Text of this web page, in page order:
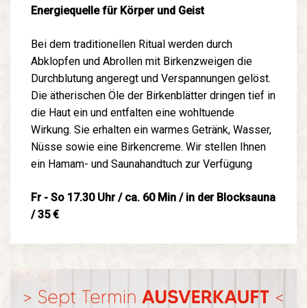
Energiequelle für Körper und Geist
Bei dem traditionellen Ritual werden durch
Abklopfen und Abrollen mit Birkenzweigen die
Durchblutung angeregt und Verspannungen gelöst.
Die ätherischen Öle der Birkenblätter dringen tief in
die Haut ein und entfalten eine wohltuende
Wirkung. Sie erhalten ein warmes Getränk, Wasser,
Nüsse sowie eine Birkencreme. Wir stellen Ihnen
ein Hamam- und Saunahandtuch zur Verfügung
Fr - So 17.30 Uhr / ca. 60 Min / in der Blocksauna
/ 35 €